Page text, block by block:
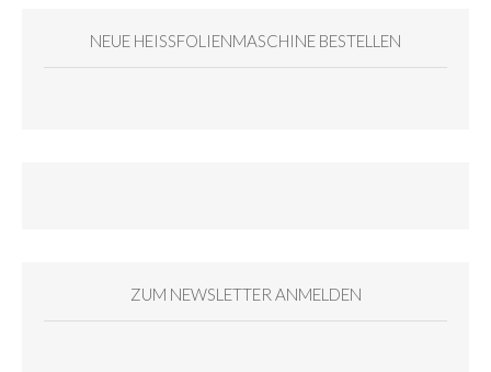
NEUE HEISSFOLIENMASCHINE BESTELLEN
ZUM NEWSLETTER ANMELDEN